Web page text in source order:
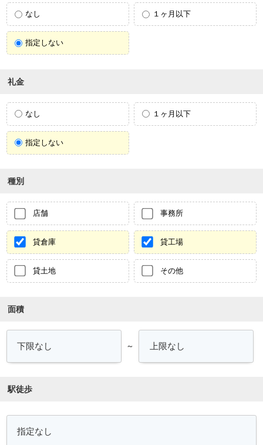
なし １ヶ月以下
指定しない
礼金
なし １ヶ月以下
指定しない
種別
店舗 事務所
貸倉庫 貸工場
貸土地 その他
面積
～
駅徒歩